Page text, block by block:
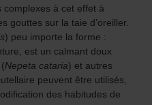
à cet effet à
gouttes sur la taie d’oreiller.
) peu importe la forme :
est un calmant doux
Nepeta cataria) et autres
peuvent être utilisés,
des habitudes de